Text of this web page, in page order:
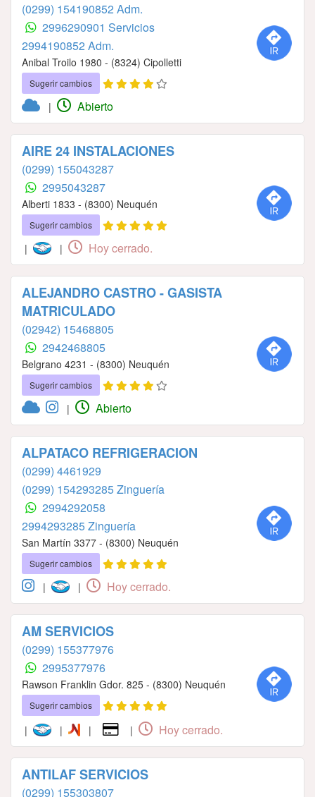
(0299) 154190852 Adm.
2996290901 Servicios
2994190852 Adm.
Anibal Troilo 1980 - (8324) Cipolletti
Sugerir cambios
| Abierto
AIRE 24 INSTALACIONES
(0299) 155043287
2995043287
Alberti 1833 - (8300) Neuquén
Sugerir cambios
| | Hoy cerrado.
ALEJANDRO CASTRO - GASISTA
MATRICULADO
(02942) 15468805
2942468805
Belgrano 4231 - (8300) Neuquén
Sugerir cambios
| Abierto
ALPATACO REFRIGERACION
(0299) 4461929
(0299) 154293285 Zinguería
2994292058
2994293285 Zinguería
San Martín 3377 - (8300) Neuquén
Sugerir cambios
| | Hoy cerrado.
AM SERVICIOS
(0299) 155377976
2995377976
Rawson Franklin Gdor. 825 - (8300) Neuquén
Sugerir cambios
| | | | Hoy cerrado.
ANTILAF SERVICIOS
(0299) 155303807